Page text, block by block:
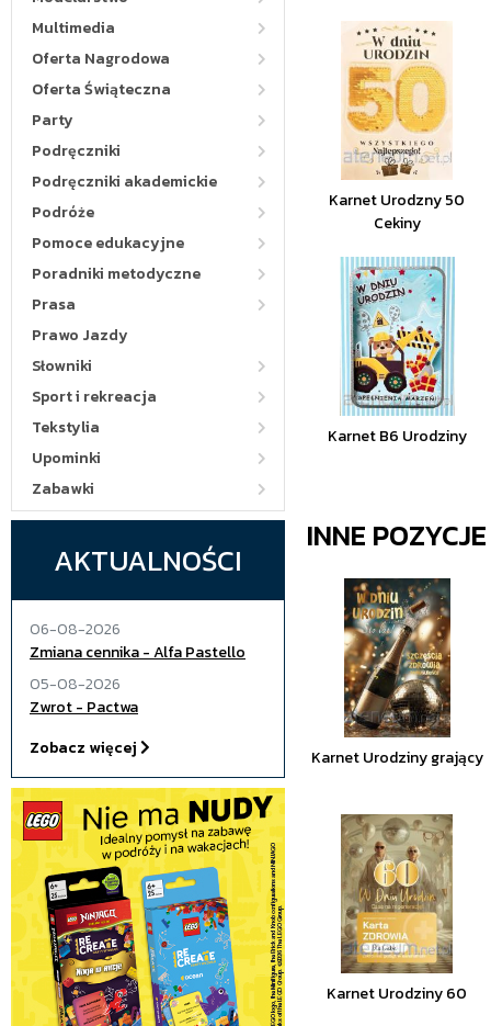
Multimedia
Oferta Nagrodowa
Oferta Świąteczna
Party
Podręczniki
Podręczniki akademickie
Podróże
Pomoce edukacyjne
Poradniki metodyczne
Prasa
Prawo Jazdy
Słowniki
Sport i rekreacja
Tekstylia
Upominki
Zabawki
AKTUALNOŚCI
06-08-2026
Zmiana cennika - Alfa Pastello
05-08-2026
Zwrot - Pactwa
Zobacz więcej
Karnet Urodzny 50
Cekiny
Karnet B6 Urodziny
INNE
Karnet Urodziny grający
Karnet Urodziny 60